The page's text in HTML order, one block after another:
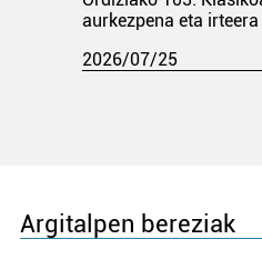
aurkezpena eta irteera
2026/07/25
Argitalpen bereziak